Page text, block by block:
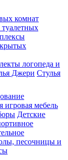
комнат
туалетных
логопеда и
Джери Стулья
игровая мебель
Детские
песочницы и